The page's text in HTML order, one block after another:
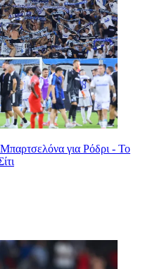
για Ρόδρι - Το